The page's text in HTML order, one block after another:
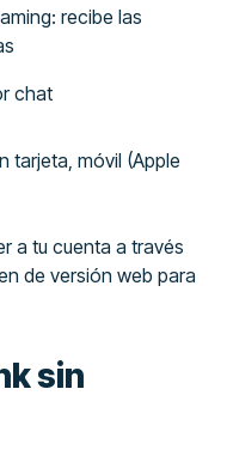
recibe las
chat
tarjeta, móvil (Apple
a tu cuenta a través
de versión web para
sin